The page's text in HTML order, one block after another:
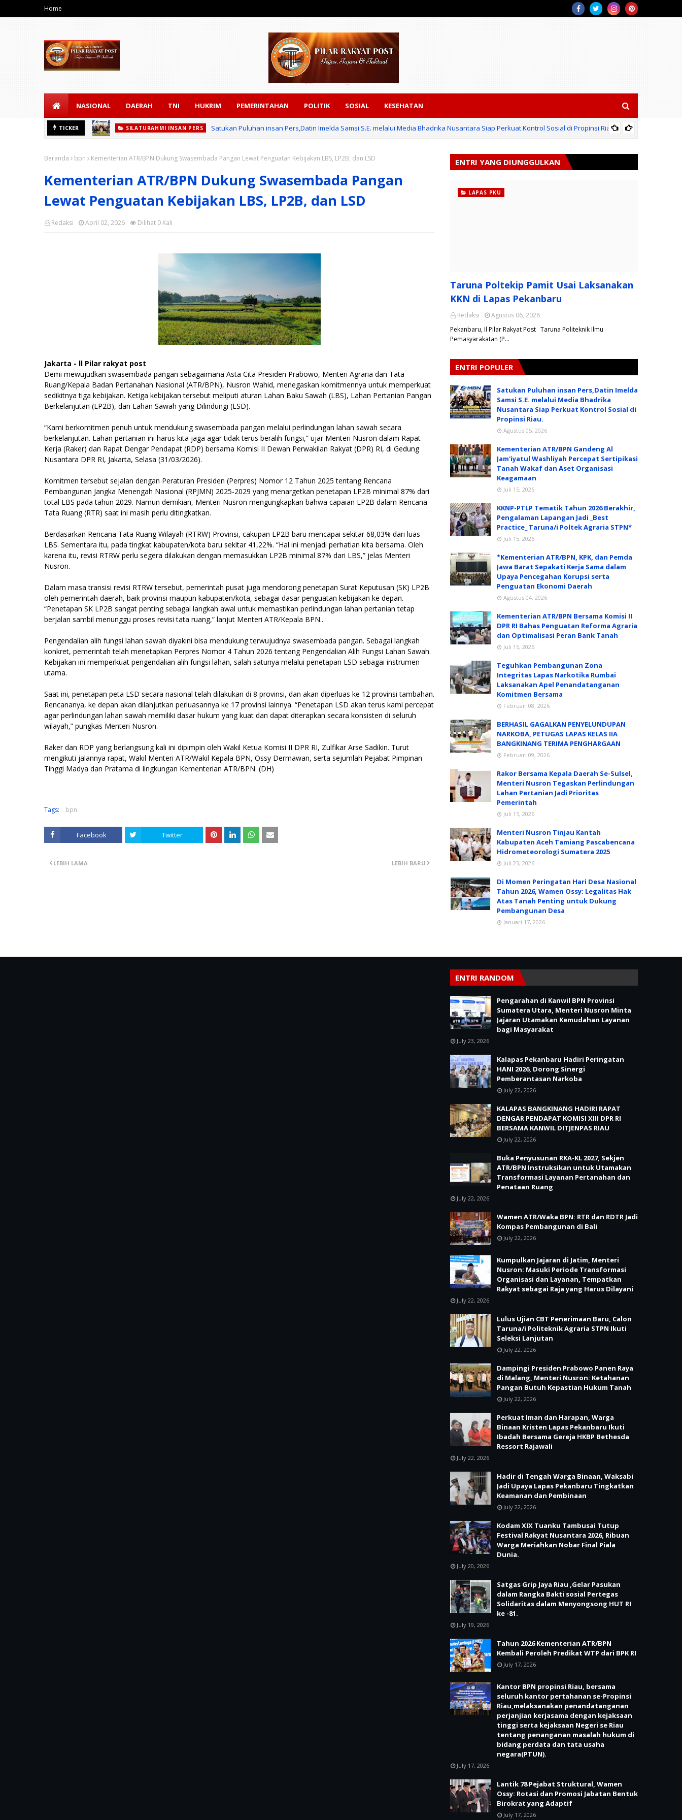
Home
NASIONAL DAERAH TNI HUKRIM PEMERINTAHAN POLITIK SOSIAL KESEHATAN
TICKER SILATURAHMI INSAN PERS Satukan Puluhan insan Pers,Datin Imelda Samsi S.E. melalui Media Bhadrika Nusantara Siap Perkuat Kontrol Sosial di Propinsi Riau.
Beranda bpn Kementerian ATR/BPN Dukung Swasembada Pangan Lewat Penguatan Kebijakan LBS, LP2B, dan LSD
Kementerian ATR/BPN Dukung Swasembada Pangan
Lewat Penguatan Kebijakan LBS, LP2B, dan LSD
Redaksi Dilihat 0 Kali
April 02, 2026
Jakarta - ll Pilar rakyat post
Demi mewujudkan swasembada pangan sebagaimana Asta Cita Presiden Prabowo, Menteri Agraria dan Tata
Ruang/Kepala Badan Pertanahan Nasional (ATR/BPN), Nusron Wahid, menegaskan komitmennya untuk memperkuat
sedikitnya tiga kebijakan. Ketiga kebijakan tersebut meliputi aturan Lahan Baku Sawah (LBS), Lahan Pertanian Pangan
Berkelanjutan (LP2B), dan Lahan Sawah yang Dilindungi (LSD).
“Kami berkomitmen penuh untuk mendukung swasembada pangan melalui perlindungan lahan sawah secara
berkelanjutan. Lahan pertanian ini harus kita jaga agar tidak terus beralih fungsi,” ujar Menteri Nusron dalam Rapat
Kerja (Raker) dan Rapat Dengar Pendapat (RDP) bersama Komisi II Dewan Perwakilan Rakyat (DPR) RI, di Gedung
Nusantara DPR RI, Jakarta, Selasa (31/03/2026).
Komitmen tersebut sejalan dengan Peraturan Presiden (Perpres) Nomor 12 Tahun 2025 tentang Rencana
Pembangunan Jangka Menengah Nasional (RPJMN) 2025-2029 yang menargetkan penetapan LP2B minimal 87% dari
total LBS pada tahun 2029. Namun demikian, Menteri Nusron mengungkapkan bahwa capaian LP2B dalam Rencana
Tata Ruang (RTR) saat ini masih perlu ditingkatkan.
Berdasarkan Rencana Tata Ruang Wilayah (RTRW) Provinsi, cakupan LP2B baru mencapai sekitar 68,03% dari luas
LBS. Sementara itu, pada tingkat kabupaten/kota baru sekitar 41,22%. “Hal ini menjadi perhatian kita bersama. Oleh
karena itu, revisi RTRW perlu segera dilakukan dengan memasukkan LP2B minimal 87% dari LBS,” jelas Menteri
Nusron.
Dalam masa transisi revisi RTRW tersebut, pemerintah pusat juga mendorong penetapan Surat Keputusan (SK) LP2B
oleh pemerintah daerah, baik provinsi maupun kabupaten/kota, sebagai dasar penguatan kebijakan ke depan.
“Penetapan SK LP2B sangat penting sebagai langkah awal untuk memastikan perlindungan lahan pertanian tetap
berjalan sambil menunggu proses revisi tata ruang,” lanjut Menteri ATR/Kepala BPN..
Pengendalian alih fungsi lahan sawah diyakini bisa mendukung terwujudnya swasembada pangan. Sebagai langkah
konkret, pemerintah telah menetapkan Perpres Nomor 4 Tahun 2026 tentang Pengendalian Alih Fungsi Lahan Sawah.
Kebijakan ini memperkuat pengendalian alih fungsi lahan, salah satunya melalui penetapan LSD sebagai instrumen
utama.
Saat ini, penetapan peta LSD secara nasional telah dilakukan di 8 provinsi, dan akan diperluas ke 12 provinsi tambahan.
Rencananya, ke depan akan dilanjutkan perluasannya ke 17 provinsi lainnya. “Penetapan LSD akan terus kami percepat
agar perlindungan lahan sawah memiliki dasar hukum yang kuat dan dapat diterapkan secara konsisten di seluruh
wilayah,” pungkas Menteri Nusron.
Raker dan RDP yang berlangsung kali ini dipimpin oleh Wakil Ketua Komisi II DPR RI, Zulfikar Arse Sadikin. Turut
mengikuti jalannya rapat, Wakil Menteri ATR/Wakil Kepala BPN, Ossy Dermawan, serta sejumlah Pejabat Pimpinan
Tinggi Madya dan Pratama di lingkungan Kementerian ATR/BPN. (DH)
Tags: bpn
Facebook Twitter
LEBIH BARU
LEBIH LAMA
ENTRI YANG DIUNGGULKAN
LAPAS PKU
Taruna Poltekip Pamit Usai Laksanakan
KKN di Lapas Pekanbaru
Redaksi
Agustus 06, 2026
Pekanbaru, Il Pilar Rakyat Post Taruna Politeknik Ilmu
Pemasyarakatan (P…
ENTRI POPULER
Satukan Puluhan insan Pers,Datin Imelda
Samsi S.E. melalui Media Bhadrika
Nusantara Siap Perkuat Kontrol Sosial di
Propinsi Riau.
Agustus 05, 2026
Kementerian ATR/BPN Gandeng Al
Jam'iyatul Washliyah Percepat Sertipikasi
Tanah Wakaf dan Aset Organisasi
Keagamaan
Juli 15, 2026
KKNP-PTLP Tematik Tahun 2026 Berakhir,
Pengalaman Lapangan Jadi _Best
Practice_ Taruna/i Poltek Agraria STPN*
Juli 15, 2026
*Kementerian ATR/BPN, KPK, dan Pemda
Jawa Barat Sepakati Kerja Sama dalam
Upaya Pencegahan Korupsi serta
Penguatan Ekonomi Daerah
Agustus 04, 2026
Kementerian ATR/BPN Bersama Komisi II
DPR RI Bahas Penguatan Reforma Agraria
dan Optimalisasi Peran Bank Tanah
Juli 15, 2026
Teguhkan Pembangunan Zona
Integritas Lapas Narkotika Rumbai
Laksanakan Apel Penandatanganan
Komitmen Bersama
Februari 08, 2026
BERHASIL GAGALKAN PENYELUNDUPAN
NARKOBA, PETUGAS LAPAS KELAS IIA
BANGKINANG TERIMA PENGHARGAAN
Februari 09, 2026
Rakor Bersama Kepala Daerah Se-Sulsel,
Menteri Nusron Tegaskan Perlindungan
Lahan Pertanian Jadi Prioritas
Pemerintah
Juli 15, 2026
Menteri Nusron Tinjau Kantah
Kabupaten Aceh Tamiang Pascabencana
Hidrometeorologi Sumatera 2025
Juli 23, 2026
Di Momen Peringatan Hari Desa Nasional
Tahun 2026, Wamen Ossy: Legalitas Hak
Atas Tanah Penting untuk Dukung
Pembangunan Desa
Januari 17, 2026
ENTRI RANDOM
Pengarahan di Kanwil BPN Provinsi
Sumatera Utara, Menteri Nusron Minta
Jajaran Utamakan Kemudahan Layanan
bagi Masyarakat
July 23, 2026
Kalapas Pekanbaru Hadiri Peringatan
HANI 2026, Dorong Sinergi
Pemberantasan Narkoba
July 22, 2026
KALAPAS BANGKINANG HADIRI RAPAT
DENGAR PENDAPAT KOMISI XIII DPR RI
BERSAMA KANWIL DITJENPAS RIAU
July 22, 2026
Buka Penyusunan RKA-KL 2027, Sekjen
ATR/BPN Instruksikan untuk Utamakan
Transformasi Layanan Pertanahan dan
Penataan Ruang
July 22, 2026
Wamen ATR/Waka BPN: RTR dan RDTR Jadi
Kompas Pembangunan di Bali
July 22, 2026
Kumpulkan Jajaran di Jatim, Menteri
Nusron: Masuki Periode Transformasi
Organisasi dan Layanan, Tempatkan
Rakyat sebagai Raja yang Harus Dilayani
July 22, 2026
Lulus Ujian CBT Penerimaan Baru, Calon
Taruna/i Politeknik Agraria STPN Ikuti
Seleksi Lanjutan
July 22, 2026
Dampingi Presiden Prabowo Panen Raya
di Malang, Menteri Nusron: Ketahanan
Pangan Butuh Kepastian Hukum Tanah
July 22, 2026
Perkuat Iman dan Harapan, Warga
Binaan Kristen Lapas Pekanbaru Ikuti
Ibadah Bersama Gereja HKBP Bethesda
Ressort Rajawali
July 22, 2026
Hadir di Tengah Warga Binaan, Waksabi
Jadi Upaya Lapas Pekanbaru Tingkatkan
Keamanan dan Pembinaan
July 22, 2026
Kodam XIX Tuanku Tambusai Tutup
Festival Rakyat Nusantara 2026, Ribuan
Warga Meriahkan Nobar Final Piala
Dunia.
July 20, 2026
Satgas Grip Jaya Riau ,Gelar Pasukan
dalam Rangka Bakti sosial Pertegas
Solidaritas dalam Menyongsong HUT RI
ke -81.
July 19, 2026
Tahun 2026 Kementerian ATR/BPN
Kembali Peroleh Predikat WTP dari BPK RI
July 17, 2026
Kantor BPN propinsi Riau, bersama
seluruh kantor pertahanan se-Propinsi
Riau,melaksanakan penandatanganan
perjanjian kerjasama dengan kejaksaan
tinggi serta kejaksaan Negeri se Riau
tentang penanganan masalah hukum di
bidang perdata dan tata usaha
negara(PTUN).
July 17, 2026
Lantik 78 Pejabat Struktural, Wamen
Ossy: Rotasi dan Promosi Jabatan Bentuk
Birokrat yang Adaptif
July 17, 2026